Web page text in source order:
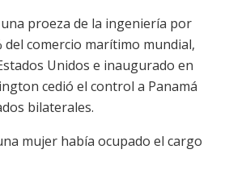
una proeza de la ingeniería por
del comercio marítimo mundial,
Unidos e inaugurado en
cedió el control a Panamá
bilaterales.
mujer había ocupado el cargo